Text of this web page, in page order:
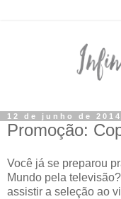
12 de junho de 2014
Promoção:
Você já se preparou
Mundo pela
assistir a seleção ao